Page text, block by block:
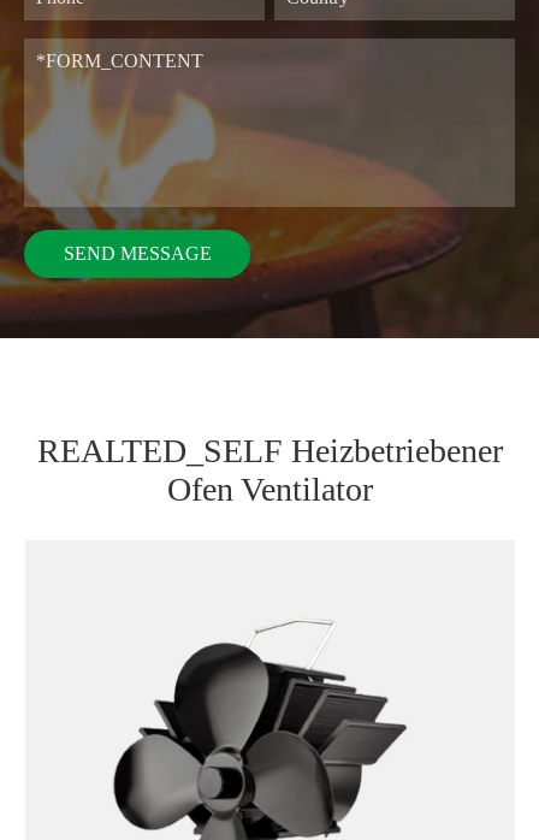
REALTED_SELF Heizbetriebener
Ofen Ventilator